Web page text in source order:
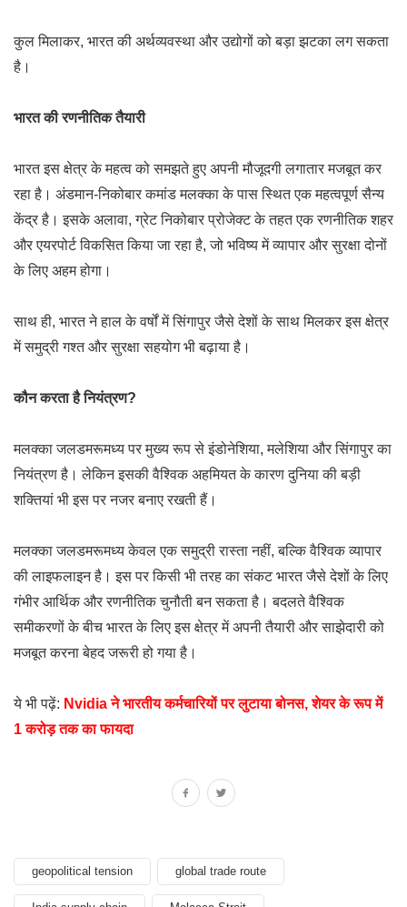
कुल मिलाकर, भारत की अर्थव्यवस्था और उद्योगों को बड़ा झटका लग सकता
है।
भारत की रणनीतिक तैयारी
भारत इस क्षेत्र के महत्व को समझते हुए अपनी मौजूदगी लगातार मजबूत कर
रहा है। अंडमान-निकोबार कमांड मलक्का के पास स्थित एक महत्वपूर्ण सैन्य
केंद्र है। इसके अलावा, ग्रेट निकोबार प्रोजेक्ट के तहत एक रणनीतिक शहर
और एयरपोर्ट विकसित किया जा रहा है, जो भविष्य में व्यापार और सुरक्षा दोनों
के लिए अहम होगा।
साथ ही, भारत ने हाल के वर्षों में सिंगापुर जैसे देशों के साथ मिलकर इस क्षेत्र
में समुद्री गश्त और सुरक्षा सहयोग भी बढ़ाया है।
कौन करता है नियंत्रण?
मलक्का जलडमरूमध्य पर मुख्य रूप से इंडोनेशिया, मलेशिया और सिंगापुर का
नियंत्रण है। लेकिन इसकी वैश्विक अहमियत के कारण दुनिया की बड़ी
शक्तियां भी इस पर नजर बनाए रखती हैं।
मलक्का जलडमरूमध्य केवल एक समुद्री रास्ता नहीं, बल्कि वैश्विक व्यापार
की लाइफलाइन है। इस पर किसी भी तरह का संकट भारत जैसे देशों के लिए
गंभीर आर्थिक और रणनीतिक चुनौती बन सकता है। बदलते वैश्विक
समीकरणों के बीच भारत के लिए इस क्षेत्र में अपनी तैयारी और साझेदारी को
मजबूत करना बेहद जरूरी हो गया है।
ये भी पढ़ें: Nvidia ने भारतीय कर्मचारियों पर लुटाया बोनस, शेयर के रूप में
1 करोड़ तक का फायदा
geopolitical tension global trade route